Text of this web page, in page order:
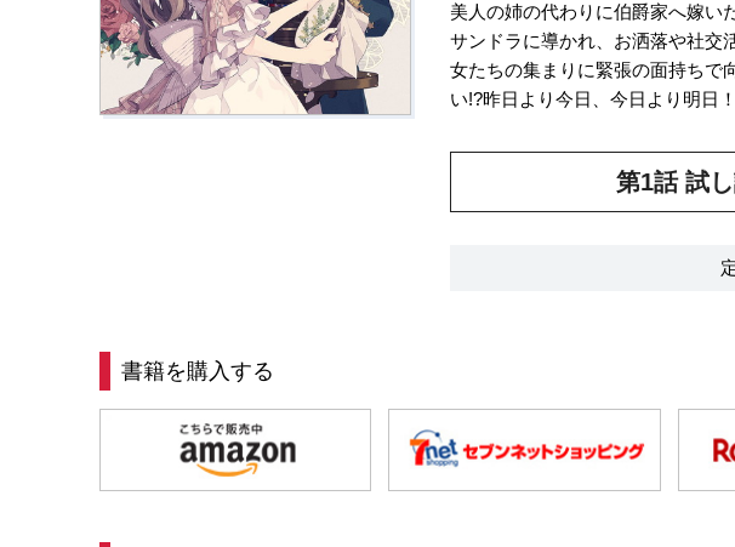
美人の姉の代わりに伯爵家へ嫁い
サンドラに導かれ、お洒落や社交
女たちの集まりに緊張の面持ちで
い!?昨日より今日、今日より明日
第1話 試
書籍を購入する